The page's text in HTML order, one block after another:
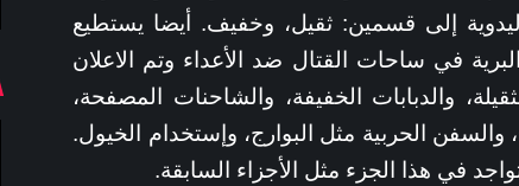
إلى قسمين: ثقيل، وخفيف. أيضا يستطيع
في ساحات القتال ضد الأعداء وتم الاعلان
والدبابات الخفيفة، والشاحنات المصفحة،
والسفن الحربية مثل البوارج، وإستخدام الخيول.
في هذا الجزء مثل الأجزاء السابقة.